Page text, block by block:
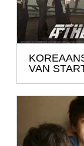
VAN